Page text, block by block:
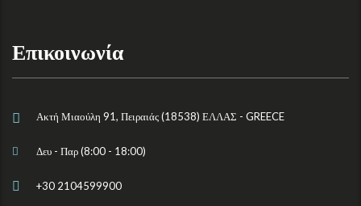
Επικοινωνία
Ακτή Μιαούλη 91, Πειραιάς (18538) ΕΛΛΑΣ - GREECE
Δευ - Παρ (8:00 - 18:00)
+30 2104599900